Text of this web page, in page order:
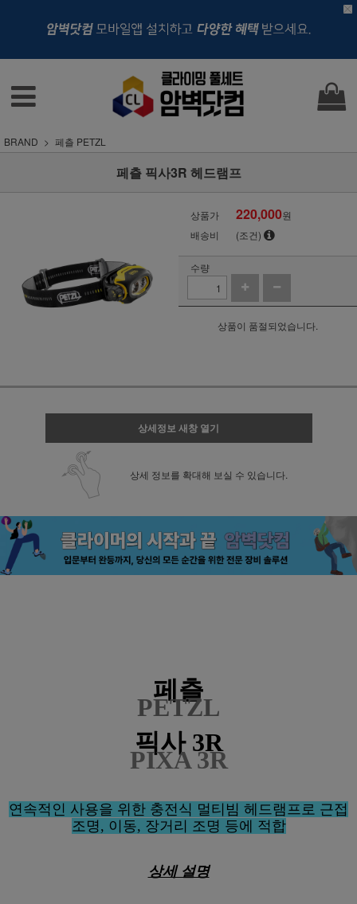
BRAND 페츨 PETZL
페츨 픽사3R 헤드램프
상품가 220,000원
배송비
(조건)
수량
상품이 품절되었습니다.
상세정보 새창 열기
상세 정보를 확대해 보실 수 있습니다.
페츨
PETZL
픽사 3R
PIXA 3R
연속적인 사용을 위한 충전식 멀티빔 헤드램프로 근접
조명, 이동, 장거리 조명 등에 적합
상세 설명